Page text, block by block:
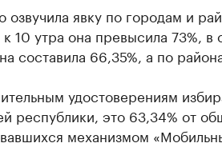
озвучила явку по городам и
10 утра она превысила 73%,
составила 66,35%, а по
удостоверениям
республики, это 63,34% от
механизмом